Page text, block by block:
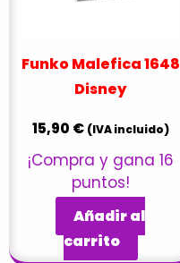
Funko Malefica 1648
Disney
15,90 € (IVA incluido)
¡Compra y gana 16
puntos!
Añadir al
carrito